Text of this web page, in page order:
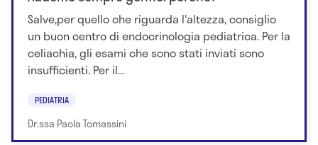
Salve,per quello che riguarda l'altezza, consiglio
un buon centro di endocrinologia pediatrica. Per la
celiachia, gli esami che sono stati inviati sono
insufficienti. Per il...
PEDIATRIA
Dr.ssa Paola Tomassini